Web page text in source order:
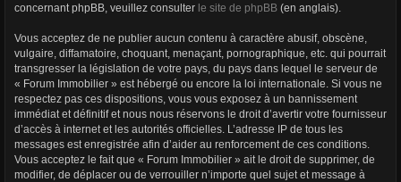
concernant phpBB, veuillez consulter le site de phpBB (en anglais).
Vous acceptez de ne publier aucun contenu à caractère abusif, obscène,
vulgaire, diffamatoire, choquant, menaçant, pornographique, etc. qui pourrait
transgresser la législation de votre pays, du pays dans lequel le serveur de
« Forum Immobilier » est hébergé ou encore la loi internationale. Si vous ne
respectez pas ces dispositions, vous vous exposez à un bannissement
immédiat et définitif et nous nous réservons le droit d’avertir votre fournisseur
d’accès à internet et les autorités officielles. L’adresse IP de tous les
messages est enregistrée afin d’aider au renforcement de ces conditions.
Vous acceptez le fait que « Forum Immobilier » ait le droit de supprimer, de
modifier, de déplacer ou de verrouiller n’importe quel sujet et message à